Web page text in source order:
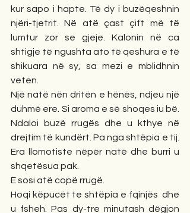
kur sapo i hapte. Të dy i buzëqeshnin
njëri-tjetrit. Në atë çast çift më të
lumtur zor se gjeje. Kalonin në ca
shtigje të ngushta ato të qeshura e të
shikuara në sy, sa mezi e mblidhnin
veten.
Një natë nën dritën e hënës, ndjeu një
duhmë ere. Si aroma e së shoqes iu bë.
Ndaloi buzë rrugës dhe u kthye në
drejtim të kundërt. Pa nga shtëpia e tij.
Era llomotiste nëpër natë dhe burri u
shqetësua pak.
E sosi atë copë rrugë.
Hoqi këpucët te shtëpia e fqinjës  dhe
u fsheh. Pas dy-tre minutash dëgjon